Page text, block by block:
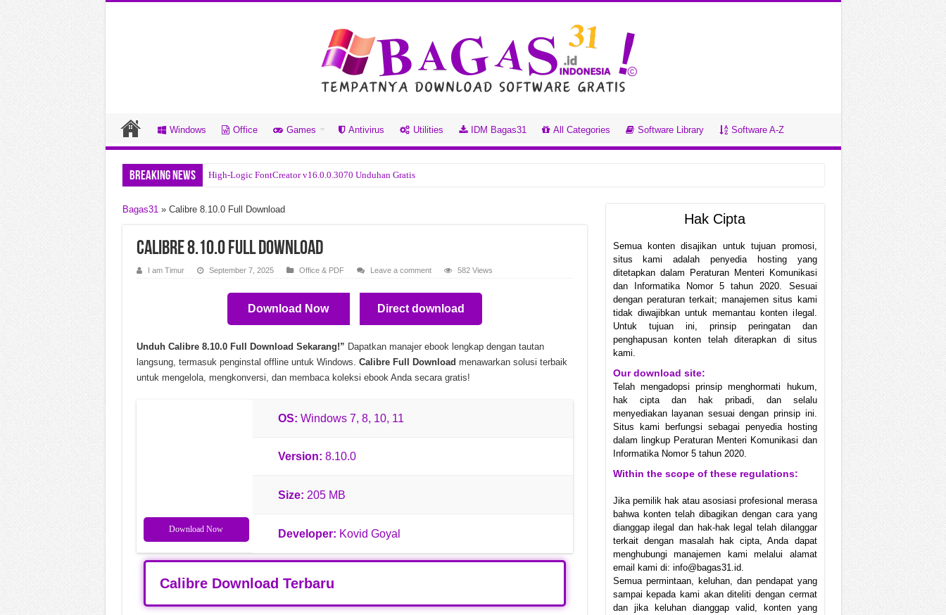
Windows Office Games Antivirus Utilities IDM Bagas31 All Categories Software Library Software A-Z
Breaking News High-Logic FontCreator v16.0.0.3070 Unduhan Gratis
Luxion KeyShot Pro v8.2.80 Unduhan Gratis
Randomice Build 23502520 Unduhan Gratis
Ratcheteer DX Build 22502007 Unduhan Gratis
SketchUp Pro v26.2.243 Unduhan Gratis
RATSHAKER Rat-Chan Pack-TENOKE v20260621 Unduhan Gratis
Bagas31» Calibre 8.10.0 Full Download
Calibre 8.10.0 Full Download
I am Timur September 7, 2025 Office & PDF Leave a comment 582 Views
Download Now Direct download
Unduh Calibre 8.10.0 Full Download Sekarang!” Dapatkan manajer ebook lengkap dengan tautan
langsung, termasuk penginstal offline untuk Windows. Calibre Full Download menawarkan solusi terbaik
untuk mengelola, mengkonversi, dan membaca koleksi ebook Anda secara gratis!
Download Now
OS: Windows 7, 8, 10, 11
Version: 8.10.0
Size: 205 MB
Developer: Kovid Goyal
Calibre Download Terbaru
Hak Cipta
Semua konten disajikan untuk tujuan promosi,
situs kami adalah penyedia hosting yang
ditetapkan dalam Peraturan Menteri Komunikasi
dan Informatika Nomor 5 tahun 2020. Sesuai
dengan peraturan terkait; manajemen situs kami
tidak diwajibkan untuk memantau konten ilegal.
Untuk tujuan ini, prinsip peringatan dan
penghapusan konten telah diterapkan di situs
kami.
Our download site:
Telah mengadopsi prinsip menghormati hukum,
hak cipta dan hak pribadi, dan selalu
menyediakan layanan sesuai dengan prinsip ini.
Situs kami berfungsi sebagai penyedia hosting
dalam lingkup Peraturan Menteri Komunikasi dan
Informatika Nomor 5 tahun 2020.
Within the scope of these regulations:
Jika pemilik hak atau asosiasi profesional merasa
bahwa konten telah dibagikan dengan cara yang
dianggap ilegal dan hak-hak legal telah dilanggar
terkait dengan masalah hak cipta, Anda dapat
menghubungi manajemen kami melalui alamat
email kami di: info@bagas31.id.
Semua permintaan, keluhan, dan pendapat yang
sampai kepada kami akan diteliti dengan cermat
dan jika keluhan dianggap valid, konten yang